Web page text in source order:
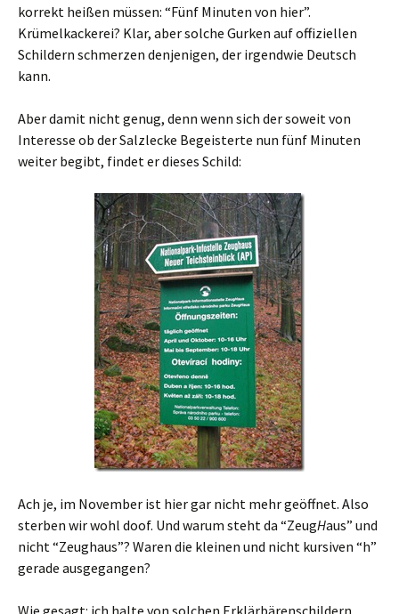
korrekt heißen müssen: “Fünf Minuten von hier”.
Krümelkackerei? Klar, aber solche Gurken auf offiziellen
Schildern schmerzen denjenigen, der irgendwie Deutsch
kann.
Aber damit nicht genug, denn wenn sich der soweit von
Interesse ob der Salzlecke Begeisterte nun fünf Minuten
weiter begibt, findet er dieses Schild:
Ach je, im November ist hier gar nicht mehr geöffnet. Also
sterben wir wohl doof. Und warum steht da “ZeugHaus” und
nicht “Zeughaus”? Waren die kleinen und nicht kursiven “h”
gerade ausgegangen?
Wie gesagt: ich halte von solchen Erklärbärenschildern